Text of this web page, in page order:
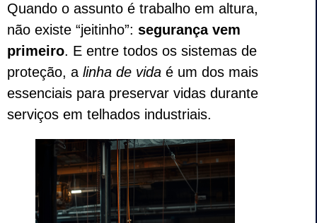
Quando o assunto é trabalho em altura,
não existe “jeitinho”: segurança vem
primeiro. E entre todos os sistemas de
proteção, a linha de vida é um dos mais
essenciais para preservar vidas durante
serviços em telhados industriais.